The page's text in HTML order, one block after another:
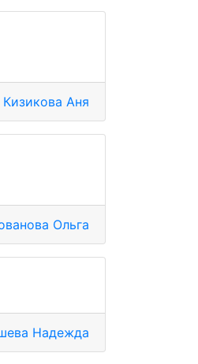
Кизикова Аня
Ольга
Надежда